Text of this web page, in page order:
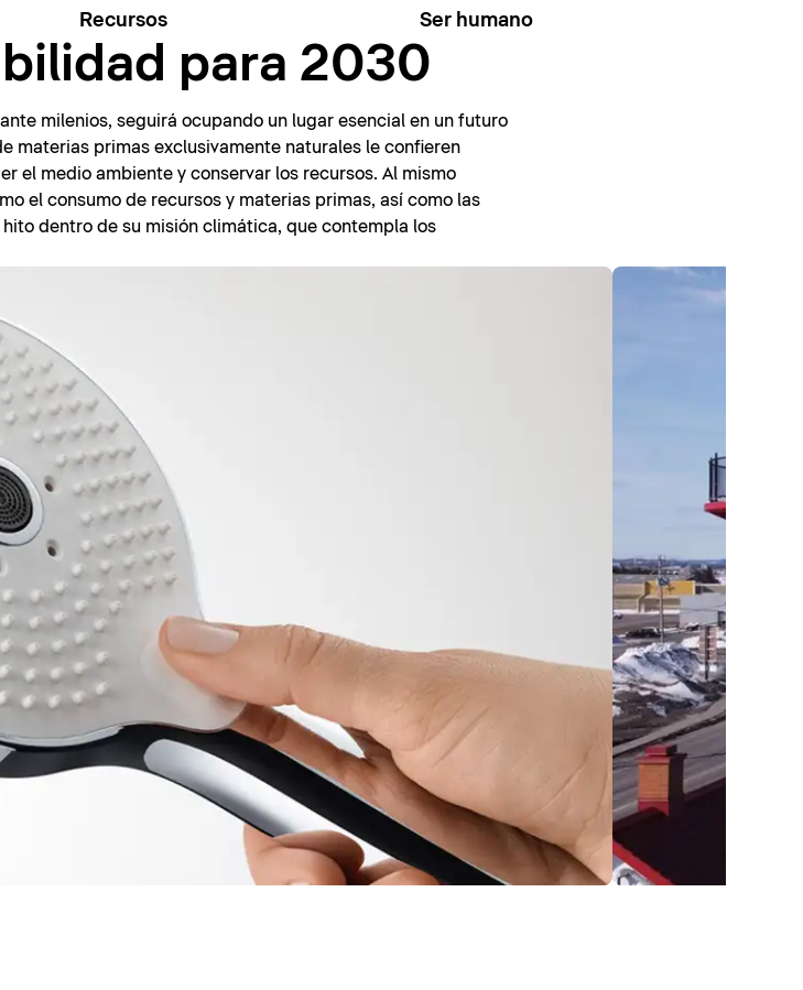
Recursos Ser humano
para 2030
milenios, seguirá ocupando un lugar esencial en un futuro
materias primas exclusivamente naturales le confieren
el medio ambiente y conservar los recursos. Al mismo
el consumo de recursos y materias primas, así como las
dentro de su misión climática, que contempla los